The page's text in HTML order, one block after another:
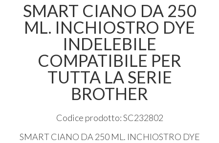
SMART CIANO DA 250
ML. INCHIOSTRO DYE
INDELEBILE
COMPATIBILE PER
TUTTA LA SERIE
BROTHER
Codice prodotto: SC232802
SMART CIANO DA 250 ML. INCHIOSTRO DYE